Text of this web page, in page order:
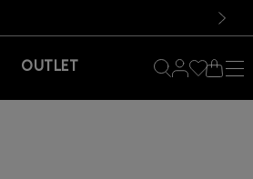
OUTLET